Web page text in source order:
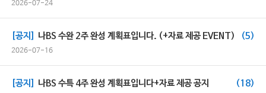
2026-07-24
[공지] 나BS 수완 2주 완성 계획표입니다. (+자료 제공 EVENT) (5)
2026-07-16
[공지] 나BS 수특 4주 완성 계획표입니다+자료 제공 공지 (18)